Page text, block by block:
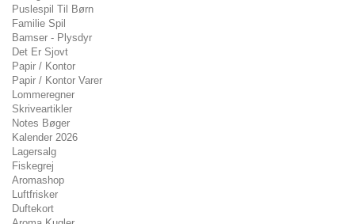
Puslespil Til Børn
Familie Spil
Bamser - Plysdyr
Det Er Sjovt
Papir / Kontor
Papir / Kontor Varer
Lommeregner
Skriveartikler
Notes Bøger
Kalender 2026
Lagersalg
Fiskegrej
Aromashop
Luftfrisker
Duftekort